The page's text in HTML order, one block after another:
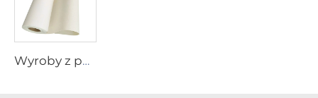
Wyroby z poliestrowego płótna